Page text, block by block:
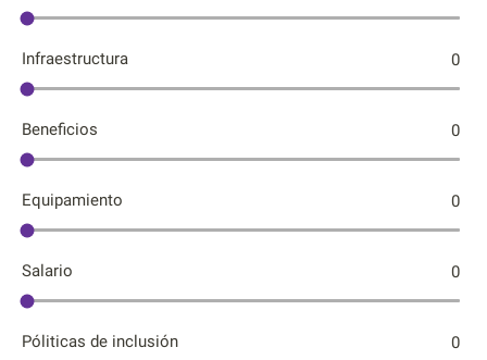
Infraestructura 0
Beneficios 0
Equipamiento 0
Salario 0
Póliticas de inclusión 0